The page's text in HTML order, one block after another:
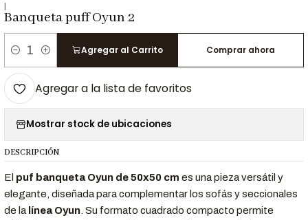
|
Banqueta puff Oyun 2
Cantidad
Agregar al Carrito Comprar ahora
Agregar a la lista de favoritos
Mostrar stock de ubicaciones
DESCRIPCIÓN
El puf banqueta Oyun de 50x50 cm es una pieza versátil y
elegante, diseñada para complementar los sofás y seccionales
de la línea Oyun. Su formato cuadrado compacto permite